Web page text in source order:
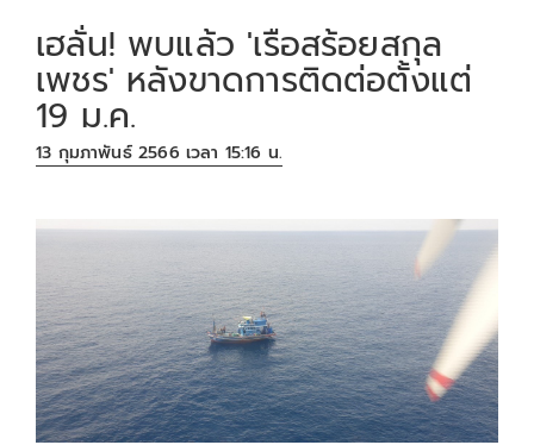
เฮลั่น! พบแล้ว 'เรือสร้อยสกุล
เพชร' หลังขาดการติดต่อตั้งแต่
19 ม.ค.
13 กุมภาพันธ์ 2566 เวลา 15:16 น.